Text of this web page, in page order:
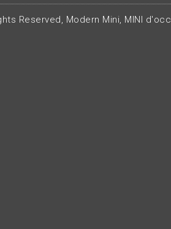
Reserved, Modern Mini, MINI